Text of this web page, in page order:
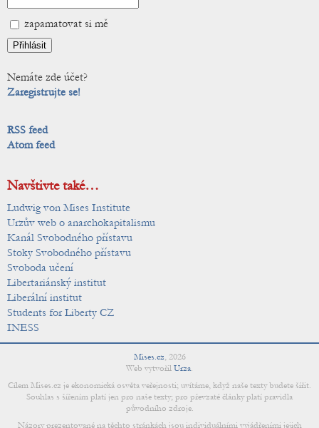
zapamatovat si mě
Nemáte zde účet?
Zaregistrujte se!
RSS feed
Atom feed
Navštivte také…
Ludwig von Mises Institute
Urzův web o anarchokapitalismu
Kanál Svobodného přístavu
Stoky Svobodného přístavu
Svoboda učení
Libertariánský institut
Liberální institut
Students for Liberty CZ
INESS
Mises.cz, 2026
Web vytvořil Urza.
Cílem Mises.cz je ekonomická osvěta veřejnosti; uvítáme, když naše texty budete šířit.
Souhlas s šířením platí jen pro naše texty; pro převzaté články platí pravidla
původního zdroje.
Názory prezentované na těchto stránkách jsou individuálními vyjádřeními jejich